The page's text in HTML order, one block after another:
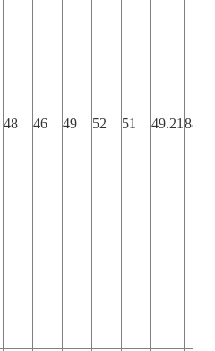
48 46 49 52 51 49.21